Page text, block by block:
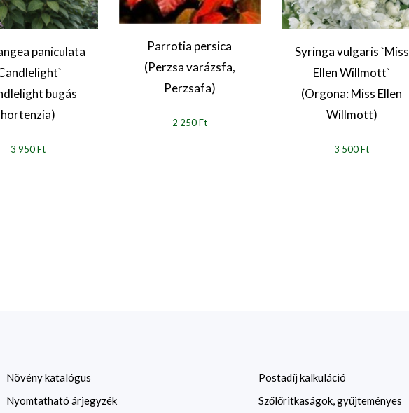
paniculata
bugás
hortenzia)
3 950 Ft
Parrotia persica
(Perzsa varázsfa,
Perzsafa)
2 250 Ft
Syringa vulgaris `Miss
Ellen Willmott`
(Orgona: Miss Ellen
Willmott)
3 500 Ft
Növény katalógus
Nyomtatható árjegyzék
Postadíj kalkuláció
Szőlőritkaságok, gyűjteményes